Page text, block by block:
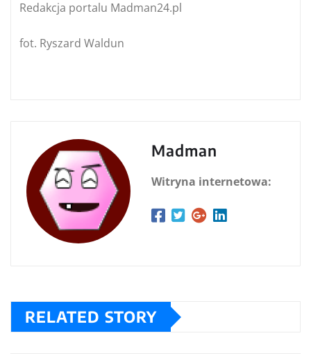
Redakcja portalu Madman24.pl
fot. Ryszard Waldun
Madman
Witryna internetowa:
RELATED STORY